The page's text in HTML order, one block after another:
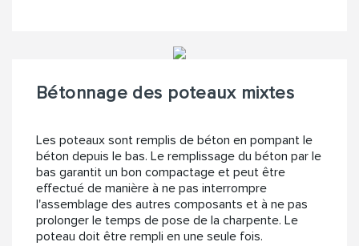
Bétonnage des poteaux mixtes
Les poteaux sont remplis de béton en pompant le
béton depuis le bas. Le remplissage du béton par le
bas garantit un bon compactage et peut être
effectué de manière à ne pas interrompre
l'assemblage des autres composants et à ne pas
prolonger le temps de pose de la charpente. Le
poteau doit être rempli en une seule fois.